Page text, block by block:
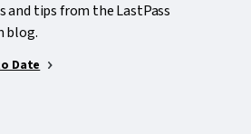
and tips from the LastPass
blog.
Date